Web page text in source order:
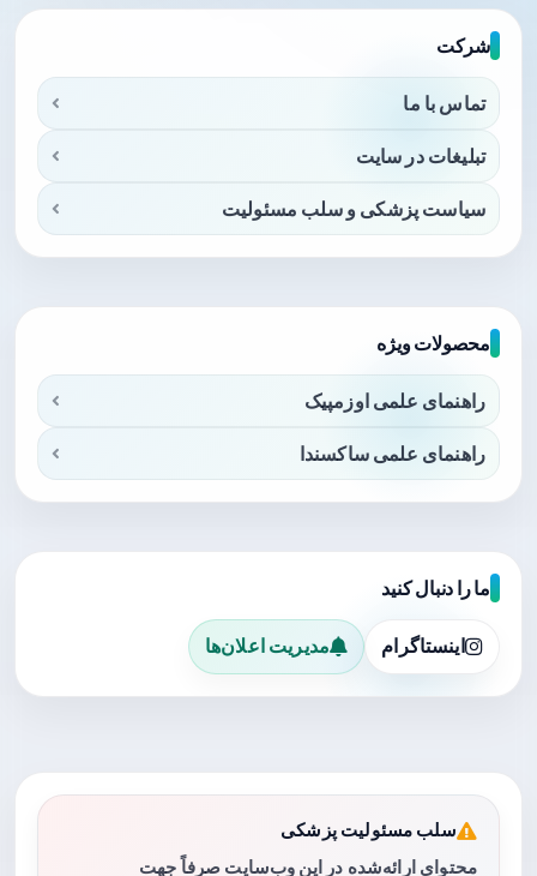
شرکت
تماس با ما
تبلیغات در سایت
سیاست پزشکی و سلب مسئولیت
محصولات ویژه
راهنمای علمی اوزمپیک
راهنمای علمی ساکسندا
ما را دنبال کنید
اینستاگرام مدیریت اعلان‌ها
سلب مسئولیت پزشکی
محتوای ارائه‌شده در این وب‌سایت صرفاً جهت